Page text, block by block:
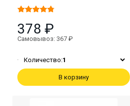
378 ₽
Самовывоз: 367 ₽
Количество:1
В корзину